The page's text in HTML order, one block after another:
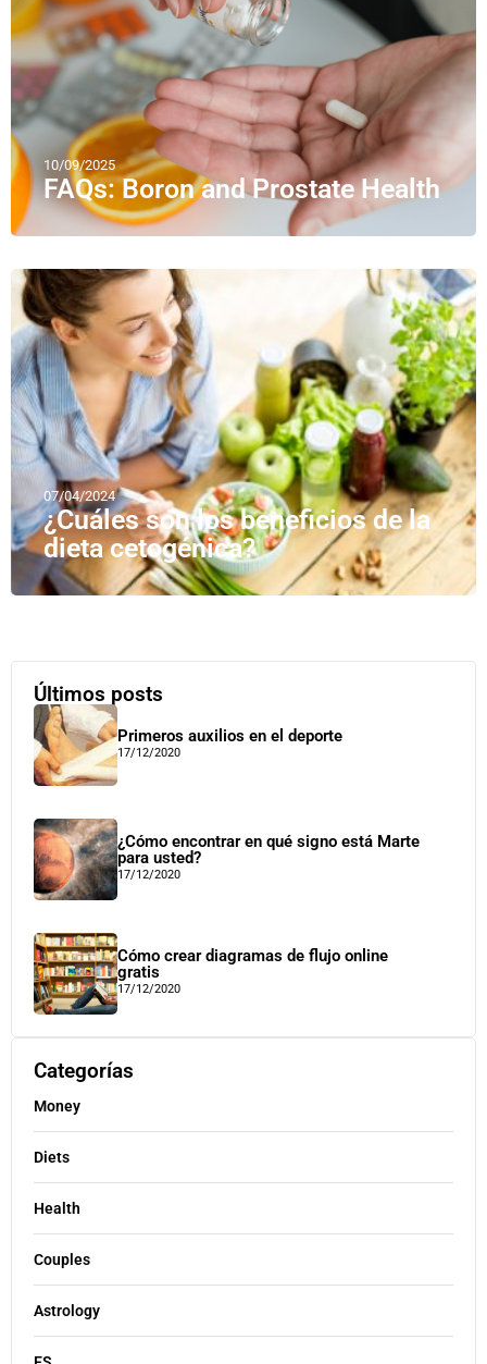
10/09/2025
FAQs: Boron and Prostate Health
07/04/2024
¿Cuáles son los beneficios de la
dieta cetogénica?
Últimos posts
Primeros auxilios en el deporte
17/12/2020
¿Cómo encontrar en qué signo está Marte
para usted?
17/12/2020
Cómo crear diagramas de flujo online
gratis
17/12/2020
Categorías
Money
Diets
Health
Couples
Astrology